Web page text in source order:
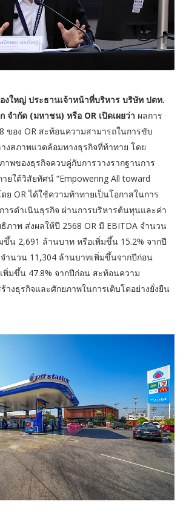
งใหญ่ ประธานเจ้าหน้าที่บริหาร บริษัท ปตท.
จำกัด (มหาชน) หรือ OR เปิดเผยว่า ผลการ
ของ OR สะท้อนความสามารถในการขับ
งสภาพแวดล้อมทางธุรกิจที่ท้าทาย โดย
าพของธุรกิจควบคู่กับการวางรากฐานการ
ยใต้วิสัยทัศน์ “Empowering All toward
ดย OR ได้ใช้ความท้าทายเป็นโอกาสในการ
รดำเนินธุรกิจ ผ่านการบริหารต้นทุนและค่า
ภาพ ส่งผลให้ปี 2568 OR มี EBITDA จำนวน
ขึ้น 2,691 ล้านบาท หรือเพิ่มขึ้น 15.2% จากปี
ำนวน 11,304 ล้านบาทเพิ่มขึ้นจากปีก่อน
พิ่มขึ้น 47.8% จากปีก่อน สะท้อนความ
างธุรกิจและศักยภาพในการเติบโตอย่างยั่งยืน